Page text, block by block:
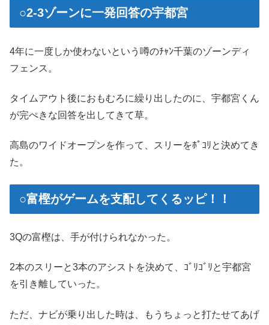
○2-3ゾーンに一発回答の宇都宮
4年に一度しか使わないという噂のﾁｬﾝ千葉のゾーンディ
フェンス。
タイムアウト後におもむろに繰り出したのに、宇都宮くん
が完ぺきな回答を出してきて草。
高島のワイドオープンを作って、スリーをﾎﾟｺﾘと決めてき
た。
○富樫がゲームを支配してくるッピ！！
3Qの富樫は、手が付けられなかった。
2本のスリーと3本のアシストを決めて、ｺﾞﾘｺﾞﾘと宇都宮
を引き離していった。
ただ、ナビが乗り出した時は、もうちょっと打たせてあげ